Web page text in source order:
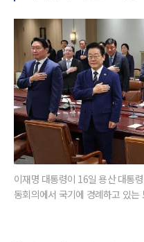
이재명 대통령이 16일 용산 대통
동회의에서 국기에 경례하고 있